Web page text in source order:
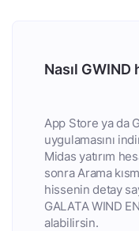
Nasıl
App Store ya da
uygulamasını
Midas yatırım
sonra Arama
hissenin detay
GALATA WIND
alabilirsin.